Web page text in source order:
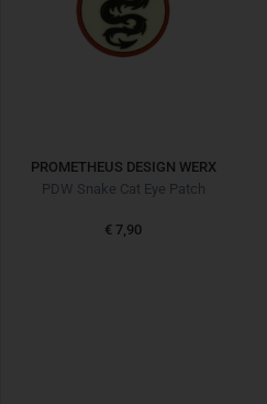
PROMETHEUS DESIGN WERX
PDW Snake Cat Eye Patch
€ 7,90